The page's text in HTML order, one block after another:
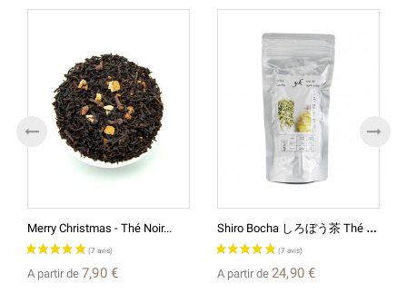
Merry Christmas - Thé Noir...
A partir de 7,90 €
S
Hiro Bocha しろぼう茶 Thé De...
A partir de 24,90 €